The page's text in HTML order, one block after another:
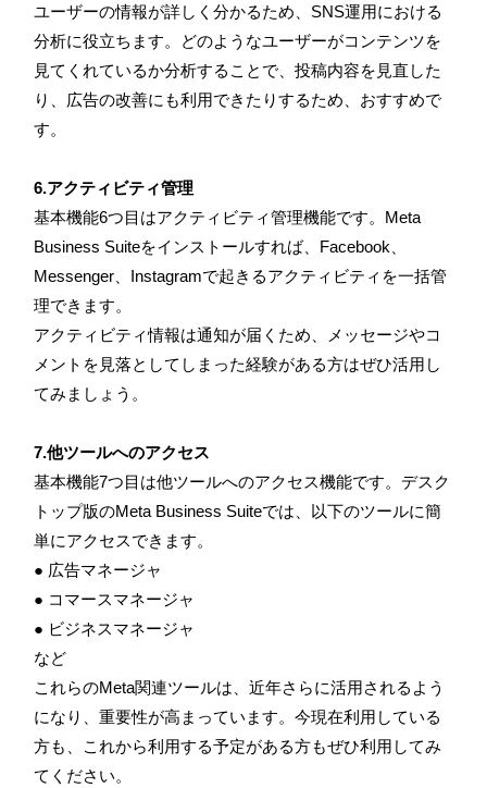
ユーザーの情報が詳しく分かるため、SNS運用における
分析に役立ちます。どのようなユーザーがコンテンツを
見てくれているか分析することで、投稿内容を見直した
り、広告の改善にも利用できたりするため、おすすめで
す。
6.アクティビティ管理
基本機能6つ目はアクティビティ管理機能です。Meta
Business Suiteをインストールすれば、Facebook、
Messenger、Instagramで起きるアクティビティを一括管
理できます。
アクティビティ情報は通知が届くため、メッセージやコ
メントを見落としてしまった経験がある方はぜひ活用し
てみましょう。
7.他ツールへのアクセス
基本機能7つ目は他ツールへのアクセス機能です。デスク
トップ版のMeta Business Suiteでは、以下のツールに簡
単にアクセスできます。
● 広告マネージャ
● コマースマネージャ
● ビジネスマネージャ
など
これらのMeta関連ツールは、近年さらに活用されるよう
になり、重要性が高まっています。今現在利用している
方も、これから利用する予定がある方もぜひ利用してみ
てください。